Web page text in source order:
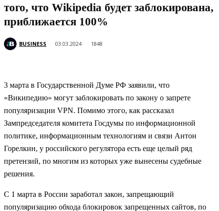
того, что Wikipedia будет заблокирована,
приближается 100%
BUSINESS 03.03.2024 1848
3 марта в Государственной Думе РФ заявили, что
«Википедию» могут заблокировать по закону о запрете
популяризации VPN. Помимо этого, как рассказал
Зампредседателя комитета Госдумы по информационной
политике, информационным технологиям и связи Антон
Горелкин, у российского регулятора есть еще целый ряд
претензий, по многим из которых уже вынесены судебные
решения.
С 1 марта в России заработал закон, запрещающий
популяризацию обхода блокировок запрещенных сайтов, по